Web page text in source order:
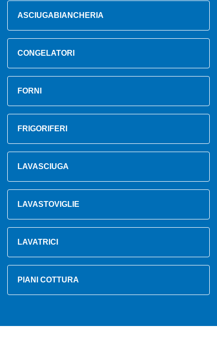
ASCIUGABIANCHERIA
CONGELATORI
FORNI
FRIGORIFERI
LAVASCIUGA
LAVASTOVIGLIE
LAVATRICI
PIANI COTTURA